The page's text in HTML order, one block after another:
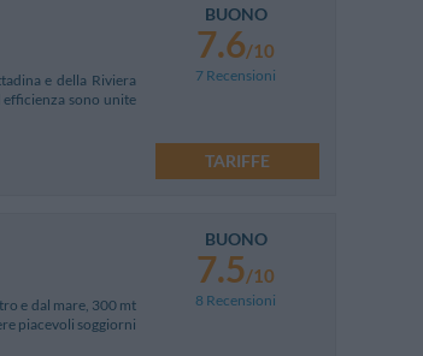
e della Riviera
efficienza sono unite
BUONO
7.6/10
7 Recensioni
TARIFFE
e dal mare, 300 mt
piacevoli soggiorni
BUONO
7.5/10
8 Recensioni